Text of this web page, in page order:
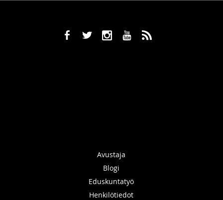
b a x r ,
Avustaja
Blogi
Eduskuntatyö
Henkilötiedot